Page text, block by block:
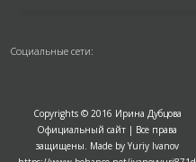
Социальные сети:
Copyrights © 2016 Ирина Дубцова
Официальный сайт | Все права
защищены. Made by Yuriy Ivanov